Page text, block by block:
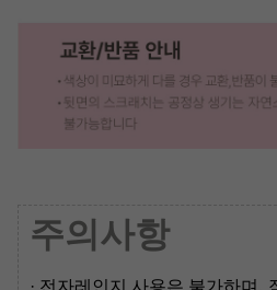
주의사항
· 전자레인지 사용은 불가하며,